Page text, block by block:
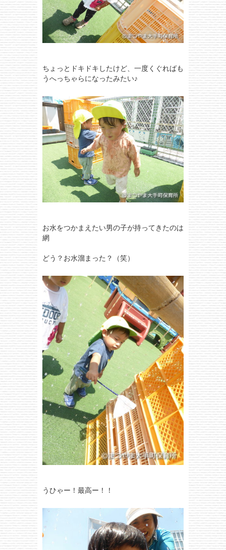
ちょっとドキドキしたけど、一度くぐればも
うへっちゃらになったみたい♪
お水をつかまえたい男の子が持ってきたのは
網
どう？お水溜まった？（笑）
うひゃー！最高ー！！